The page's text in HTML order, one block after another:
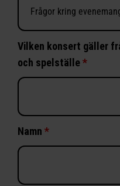
Vilken konsert gäller
och spelställe*
Namn*